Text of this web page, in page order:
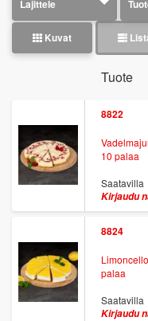
Kuvat
Tuote
8822
10 palaa
Saatavilla
Kirjaudu
8824
palaa
Saatavilla
Kirjaudu